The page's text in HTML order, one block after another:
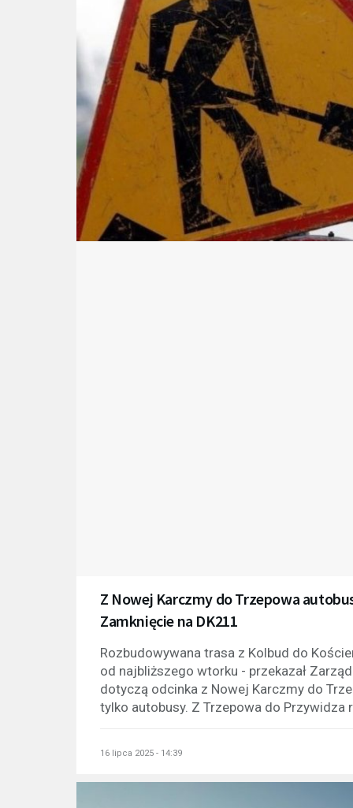
Z Nowej Karczmy do Trzepowa
Zamknięcie na DK211
Rozbudowywana trasa z Kolbud do
od najbliższego wtorku - przekazał
dotyczą odcinka z Nowej Karczmy do
tylko autobusy. Z Trzepowa do Przywidza
16 lipca 2025 - 14:39